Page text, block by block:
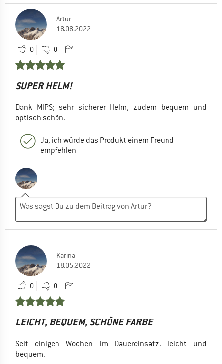
Artur
18.08.2022
0 0
SUPER HELM!
Dank MIPS; sehr sicherer Helm, zudem bequem und
optisch schön.
Ja, ich würde das Produkt einem Freund
empfehlen
Karina
18.05.2022
0 0
LEICHT, BEQUEM, SCHÖNE FARBE
Seit einigen Wochen im Dauereinsatz. leicht und
bequem.